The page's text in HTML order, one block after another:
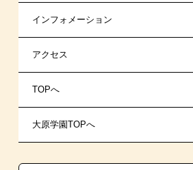
日本政策金融公庫（国の教育ローン）
提携教育ローン
新聞奨学生
保育士修学資金貸付制度
AO入学制度
指定校推薦入学
特別推薦入学
推薦入学
生徒会活動推薦入学
在校生からあなたへ
夢を叶えた先輩たち
施設・研修所
学生マンションのご案内
インフォメーション
お知らせ・新着情報
在校生へのお知らせ
各種証明書の発行ご希望の方
アクセス
TOPへ
大原学園TOPへ